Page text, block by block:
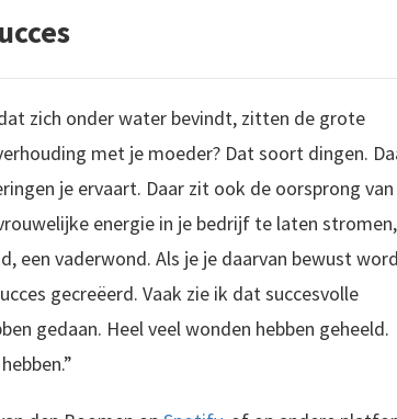
zich onder water bevindt, zitten de grote
met je moeder? Dat soort dingen.
je ervaart. Daar zit ook de oorsprong
energie in je bedrijf te laten stromen,
een vaderwond. Als je je daarvan bewust
gecreëerd. Vaak zie ik dat succesvolle
gedaan. Heel veel wonden hebben geheeld.